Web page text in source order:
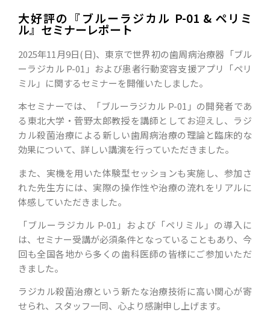
大好評の『ブルーラジカル P-01 & ペリミ
ル』セミナーレポート
2025年11月9日(日)、東京で世界初の歯周病治療器「ブル
ーラジカル P-01」および患者行動変容支援アプリ「ペリ
ミル」に関するセミナーを開催いたしました。
本セミナーでは、「ブルーラジカル P-01」の開発者であ
る東北大学・菅野太郎教授を講師としてお迎えし、ラジ
カル殺菌治療による新しい歯周病治療の理論と臨床的な
効果について、詳しい講演を行っていただきました。
また、実機を用いた体験型セッションも実施し、参加さ
れた先生方には、実際の操作性や治療の流れをリアルに
体感していただきました。
「ブルーラジカル P-01」および「ペリミル」の導入に
は、セミナー受講が必須条件となっていることもあり、今
回も全国各地から多くの歯科医師の皆様にご参加いただ
きました。
ラジカル殺菌治療という新たな治療技術に高い関心が寄
せられ、スタッフ一同、心より感謝申し上げます。